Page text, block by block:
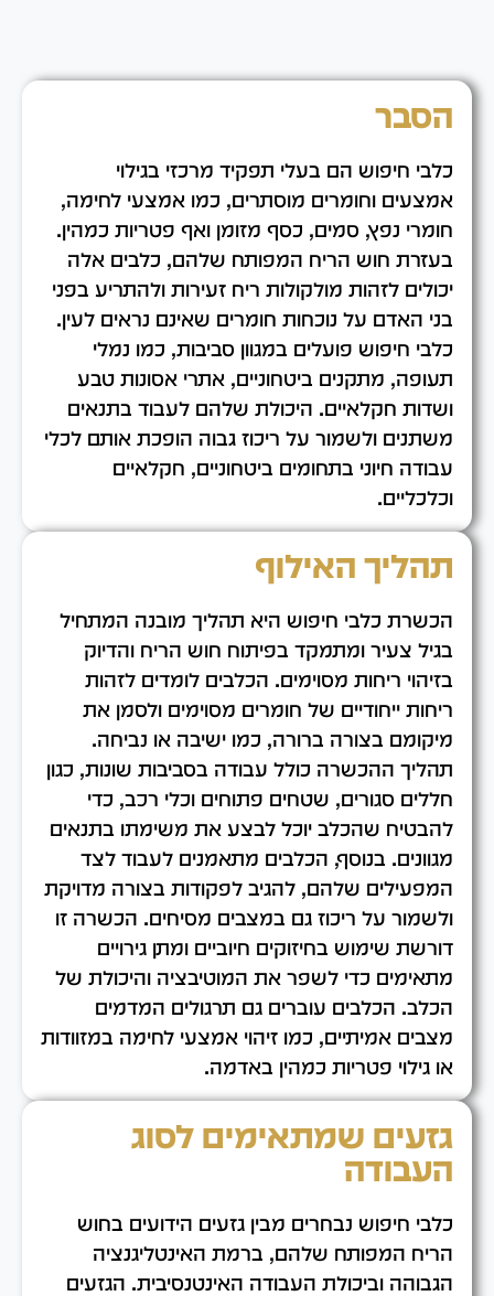
הסבר
כלבי חיפוש הם בעלי תפקיד מרכזי בגילוי
אמצעים וחומרים מוסתרים, כמו אמצעי לחימה,
חומרי נפץ, סמים, כסף מזומן ואף פטריות כמהין.
בעזרת חוש הריח המפותח שלהם, כלבים אלה
יכולים לזהות מולקולות ריח זעירות ולהתריע בפני
בני האדם על נוכחות חומרים שאינם נראים לעין.
כלבי חיפוש פועלים במגוון סביבות, כמו נמלי
תעופה, מתקנים ביטחוניים, אתרי אסונות טבע
ושדות חקלאיים. היכולת שלהם לעבוד בתנאים
משתנים ולשמור על ריכוז גבוה הופכת אותם לכלי
עבודה חיוני בתחומים ביטחוניים, חקלאיים
וכלכליים.
תהליך האילוף
הכשרת כלבי חיפוש היא תהליך מובנה המתחיל
בגיל צעיר ומתמקד בפיתוח חוש הריח והדיוק
בזיהוי ריחות מסוימים. הכלבים לומדים לזהות
ריחות ייחודיים של חומרים מסוימים ולסמן את
מיקומם בצורה ברורה, כמו ישיבה או נביחה.
תהליך ההכשרה כולל עבודה בסביבות שונות, כגון
חללים סגורים, שטחים פתוחים וכלי רכב, כדי
להבטיח שהכלב יוכל לבצע את משימתו בתנאים
מגוונים. בנוסף, הכלבים מתאמנים לעבוד לצד
המפעילים שלהם, להגיב לפקודות בצורה מדויקת
ולשמור על ריכוז גם במצבים מסיחים. הכשרה זו
דורשת שימוש בחיזוקים חיוביים ומתן גירויים
מתאימים כדי לשפר את המוטיבציה והיכולת של
הכלב. הכלבים עוברים גם תרגולים המדמים
מצבים אמיתיים, כמו זיהוי אמצעי לחימה במזוודות
או גילוי פטריות כמהין באדמה.
גזעים שמתאימים לסוג
העבודה
כלבי חיפוש נבחרים מבין גזעים הידועים בחוש
הריח המפותח שלהם, ברמת האינטליגנציה
הגבוהה וביכולת העבודה האינטנסיבית. הגזעים